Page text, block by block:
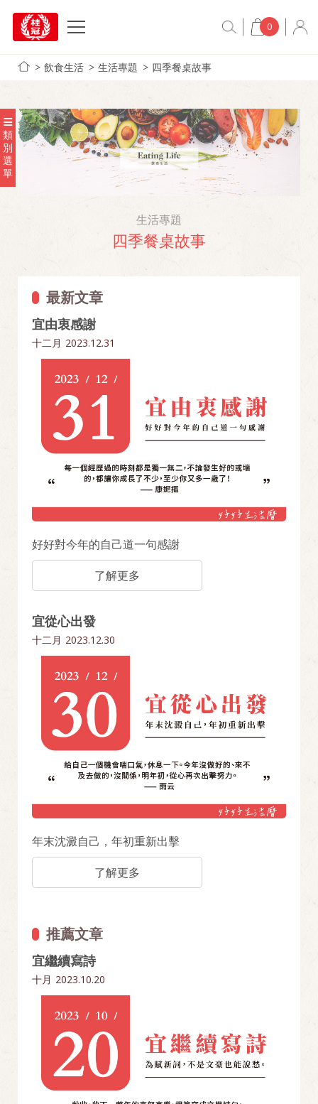
0
飲食生活 生活專題 四季餐桌故事
類
別
選
單
生活專題
四季餐桌故事
最新文章
宜由衷感謝
十二月 2023.12.31
好好對今年的自己道一句感謝
了解更多
宜從心出發
十二月 2023.12.30
年末沈澱自己，年初重新出擊
了解更多
推薦文章
宜繼續寫詩
十月 2023.10.20